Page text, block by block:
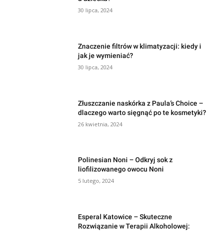
30 lipca, 2024
Znaczenie filtrów w klimatyzacji: kiedy i
jak je wymieniać?
30 lipca, 2024
Złuszczanie naskórka z Paula’s Choice –
dlaczego warto sięgnąć po te kosmetyki?
26 kwietnia, 2024
Polinesian Noni – Odkryj sok z
liofilizowanego owocu Noni
5 lutego, 2024
Esperal Katowice – Skuteczne
Rozwiązanie w Terapii Alkoholowej: